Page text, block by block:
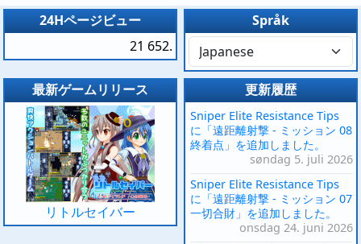
24Hページビュー
21 652.
Språk
最新ゲームリリース
リトルセイバー
更新履歴
Sniper Elite Resistance Tips
に「遠距離射撃 - ミッション 08
終着点」を追加しました。
søndag 5. juli 2026
Sniper Elite Resistance Tips
に「遠距離射撃 - ミッション 07
一切合財」を追加しました。
onsdag 24. juni 2026